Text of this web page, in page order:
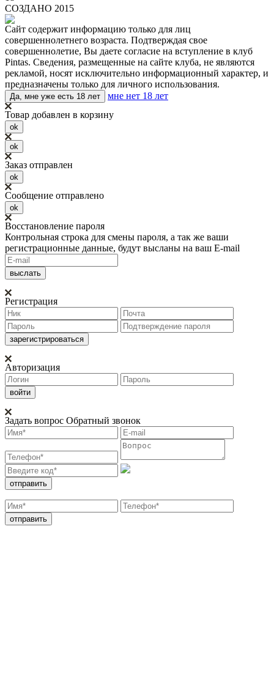
СОЗДАНО 2015
Сайт содержит информацию только для лиц
совершеннолетнего возраста. Подтверждая свое
совершеннолетие, Вы даете согласие на вступление в клуб
Pintas. Сведения, размещенные на сайте клуба, не являются
рекламой, носят исключительно информационный характер, и
предназначены только для личного использования.
Да, мне уже есть 18 лет
мне нет 18 лет
Товар добавлен в корзину
ok
ok
Заказ отправлен
ok
Сообщение отправлено
ok
Восстановление пароля
Контрольная строка для смены пароля, а так же ваши
регистрационные данные, будут высланы на ваш E-mail
Регистрация
Авторизация
Задать вопрос Обратный звонок